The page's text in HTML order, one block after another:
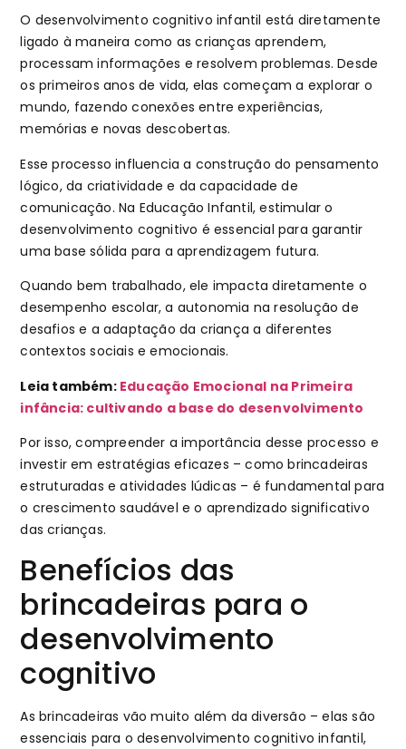
O desenvolvimento cognitivo infantil está diretamente
ligado à maneira como as crianças aprendem,
processam informações e resolvem problemas. Desde
os primeiros anos de vida, elas começam a explorar o
mundo, fazendo conexões entre experiências,
memórias e novas descobertas.
Esse processo influencia a construção do pensamento
lógico, da criatividade e da capacidade de
comunicação. Na Educação Infantil, estimular o
desenvolvimento cognitivo é essencial para garantir
uma base sólida para a aprendizagem futura.
Quando bem trabalhado, ele impacta diretamente o
desempenho escolar, a autonomia na resolução de
desafios e a adaptação da criança a diferentes
contextos sociais e emocionais.
Leia também: Educação Emocional na Primeira
infância: cultivando a base do desenvolvimento
Por isso, compreender a importância desse processo e
investir em estratégias eficazes – como brincadeiras
estruturadas e atividades lúdicas – é fundamental para
o crescimento saudável e o aprendizado significativo
das crianças.
Benefícios das
brincadeiras para o
desenvolvimento
cognitivo
As brincadeiras vão muito além da diversão – elas são
essenciais para o desenvolvimento cognitivo infantil,